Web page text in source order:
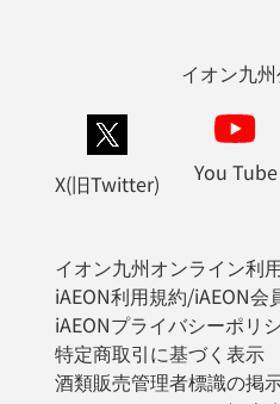
イオン九
X(旧Twitter) You Tube
イオン九州オンライン利
iAEON利用規約/iAEON会
iAEONプライバシーポリ
特定商取引に基づく表示
酒類販売管理者標識の掲